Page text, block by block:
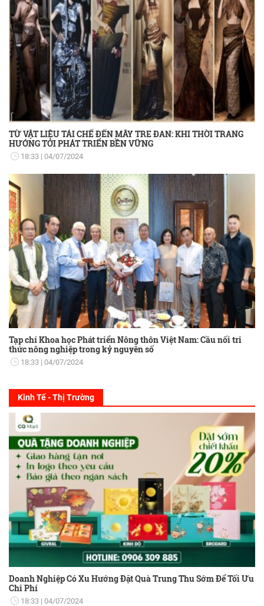
TỪ VẬT LIỆU TÁI CHẾ ĐẾN MÂY TRE ĐAN: KHI THỜI TRANG
HƯỚNG TỚI PHÁT TRIỂN BỀN VỮNG
18:33 04/07/2024
Tạp chí Khoa học Phát triển Nông thôn Việt Nam: Cầu nối tri
thức nông nghiệp trong kỷ nguyên số
18:33 04/07/2024
Kinh Tế - Thị Trường
Doanh Nghiệp Có Xu Hướng Đặt Quà Trung Thu Sớm Để Tối Ưu
Chi Phí
18:33 04/07/2024